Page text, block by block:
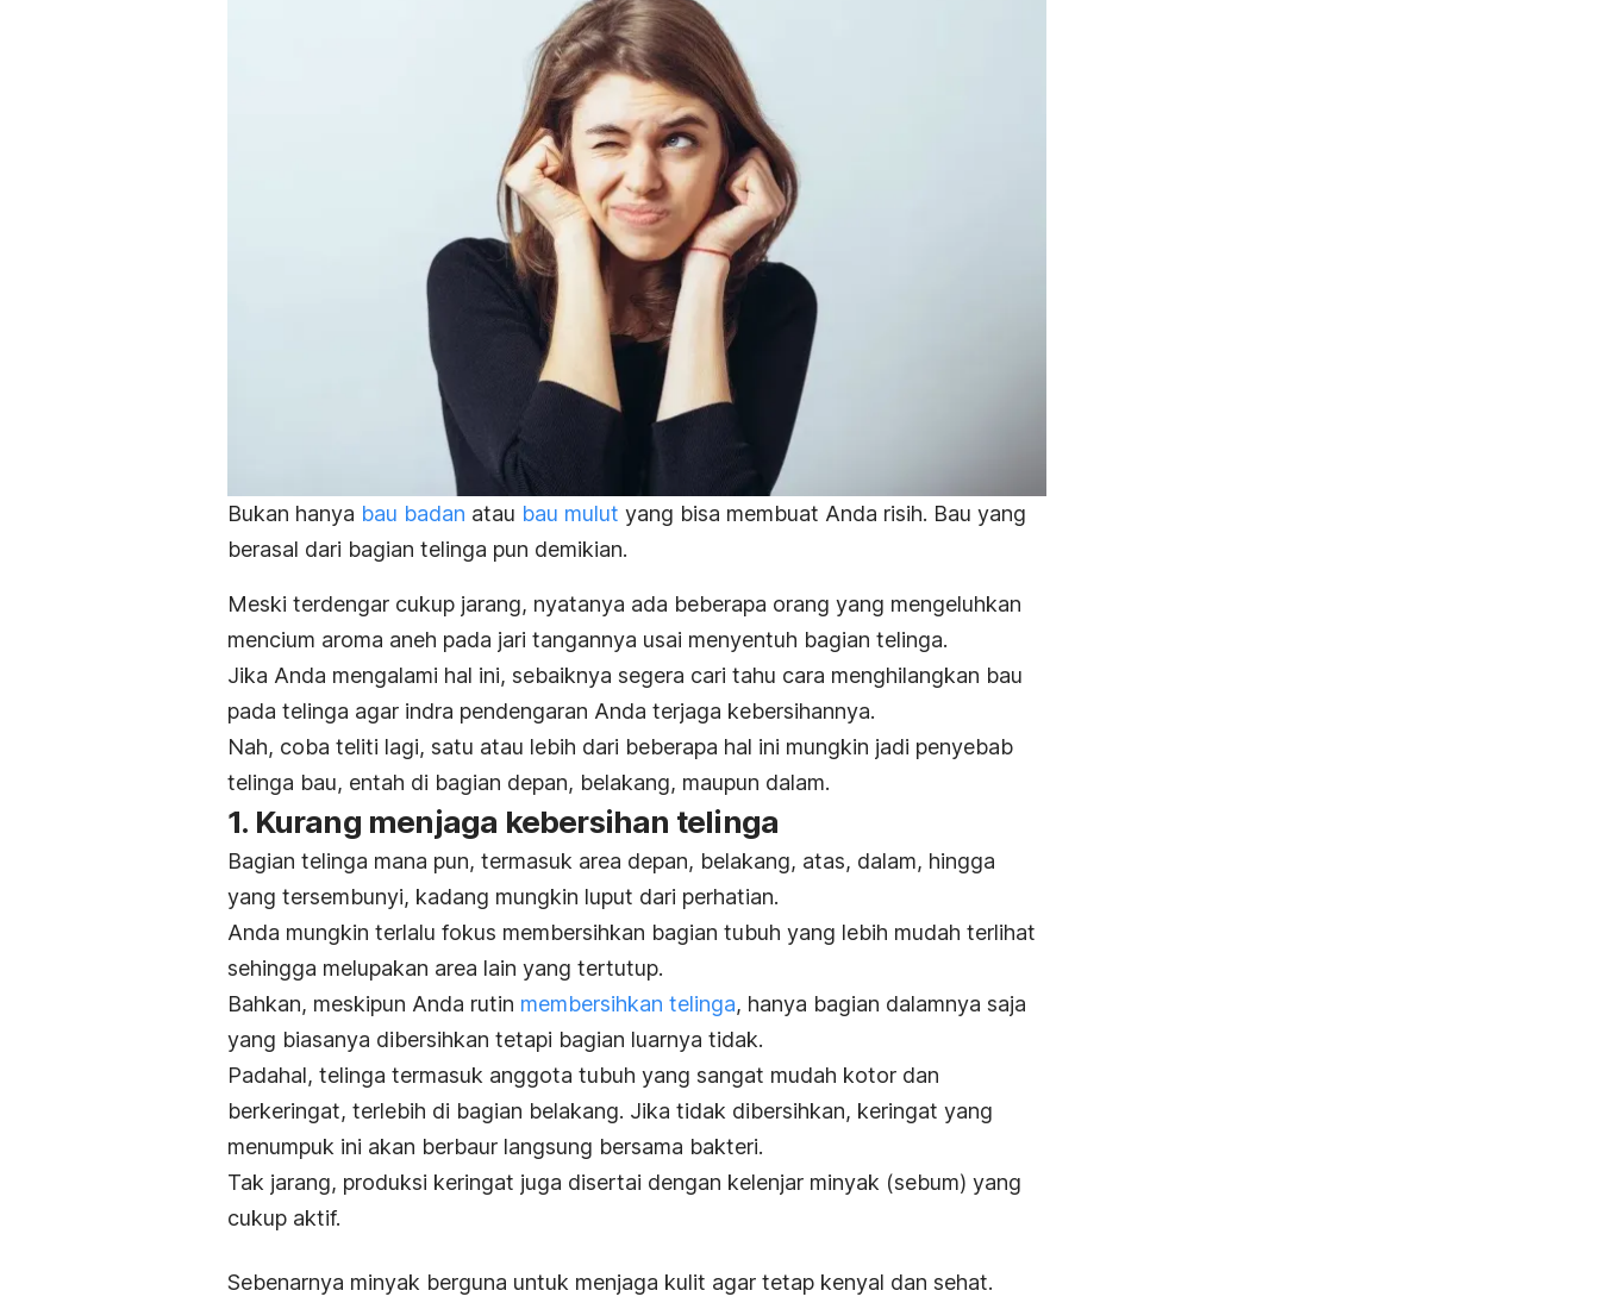
Bukan hanya bau badan atau bau mulut yang bisa membuat Anda risih. Bau yang
berasal dari bagian telinga pun demikian.
Meski terdengar cukup jarang, nyatanya ada beberapa orang yang mengeluhkan
mencium aroma aneh pada jari tangannya usai menyentuh bagian telinga.
Jika Anda mengalami hal ini, sebaiknya segera cari tahu cara menghilangkan bau
pada telinga agar indra pendengaran Anda terjaga kebersihannya.
Nah, coba teliti lagi, satu atau lebih dari beberapa hal ini mungkin jadi penyebab
telinga bau, entah di bagian depan, belakang, maupun dalam.
1. Kurang menjaga kebersihan telinga
Bagian telinga mana pun, termasuk area depan, belakang, atas, dalam, hingga
yang tersembunyi, kadang mungkin luput dari perhatian.
Anda mungkin terlalu fokus membersihkan bagian tubuh yang lebih mudah terlihat
sehingga melupakan area lain yang tertutup.
Bahkan, meskipun Anda rutin membersihkan telinga, hanya bagian dalamnya saja
yang biasanya dibersihkan tetapi bagian luarnya tidak.
Padahal, telinga termasuk anggota tubuh yang sangat mudah kotor dan
berkeringat, terlebih di bagian belakang. Jika tidak dibersihkan, keringat yang
menumpuk ini akan berbaur langsung bersama bakteri.
Tak jarang, produksi keringat juga disertai dengan kelenjar minyak (sebum) yang
cukup aktif.
Sebenarnya minyak berguna untuk menjaga kulit agar tetap kenyal dan sehat.